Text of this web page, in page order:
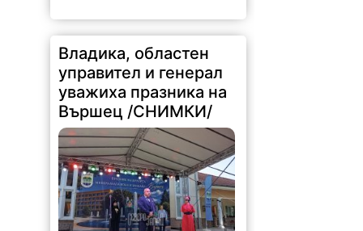
Владика, областен
управител и генерал
уважиха празника на
Вършец /СНИМКИ/